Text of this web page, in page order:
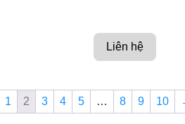
Liên hệ
1 2 3 4 5 … 8 9 10